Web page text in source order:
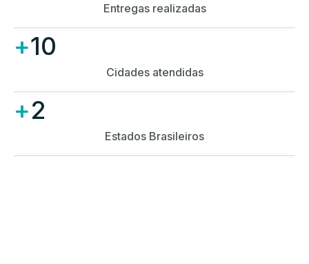
Entregas realizadas
Cidades atendidas
+10
Estados Brasileiros
+2